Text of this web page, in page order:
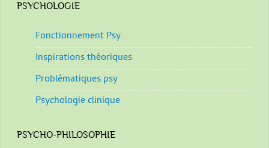
PSYCHOLOGIE
Fonctionnement Psy
Inspirations théoriques
Problématiques psy
Psychologie clinique
PSYCHO-PHILOSOPHIE